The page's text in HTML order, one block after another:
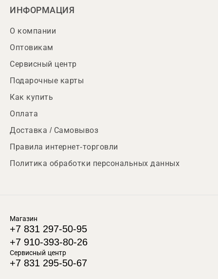
ИНФОРМАЦИЯ
О компании
Оптовикам
Сервисный центр
Подарочные карты
Как купить
Оплата
Доставка / Самовывоз
Правила интернет-торговли
Политика обработки персональных данных
Магазин
+7 831 297-50-95
+7 910-393-80-26
Сервисный центр
+7 831 295-50-67